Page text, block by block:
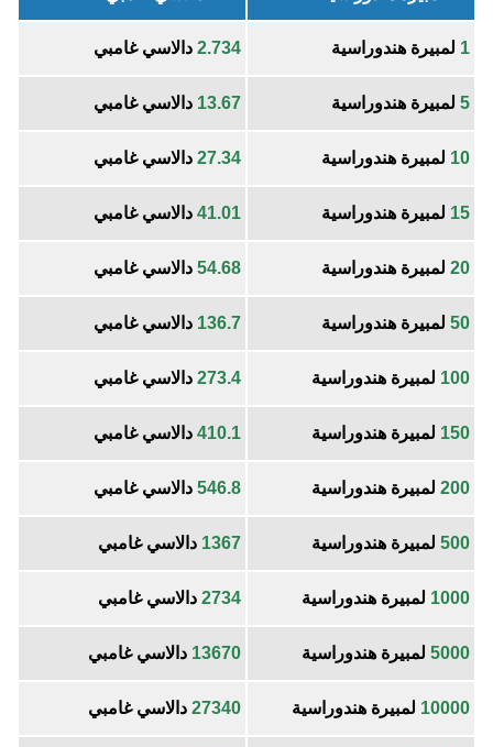
1 لمبيرة هندوراسية 2.734 دالاسي غامبي
5 لمبيرة هندوراسية 13.67 دالاسي غامبي
10 لمبيرة هندوراسية 27.34 دالاسي غامبي
15 لمبيرة هندوراسية 41.01 دالاسي غامبي
20 لمبيرة هندوراسية 54.68 دالاسي غامبي
50 لمبيرة هندوراسية 136.7 دالاسي غامبي
100 لمبيرة هندوراسية 273.4 دالاسي غامبي
150 لمبيرة هندوراسية 410.1 دالاسي غامبي
200 لمبيرة هندوراسية 546.8 دالاسي غامبي
500 لمبيرة هندوراسية 1367 دالاسي غامبي
1000 لمبيرة هندوراسية 2734 دالاسي غامبي
5000 لمبيرة هندوراسية 13670 دالاسي غامبي
10000 لمبيرة هندوراسية 27340 دالاسي غامبي